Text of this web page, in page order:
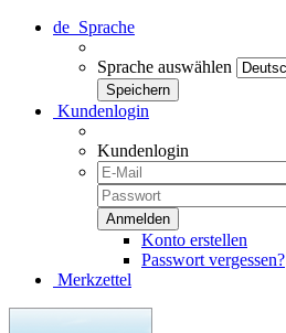
de Sprache
Sprache auswählen
Kundenlogin
Kundenlogin
Konto erstellen
Passwort vergessen?
Merkzettel